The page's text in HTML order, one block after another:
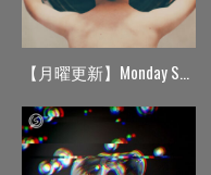
【月曜更新】Monday Spin